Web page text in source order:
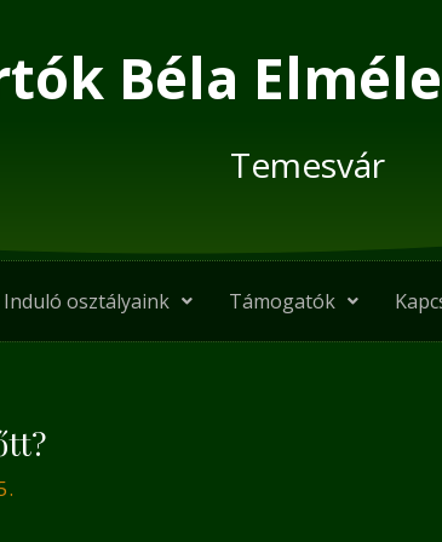
Béla
Temesvár
Induló osztályaink Támogatók